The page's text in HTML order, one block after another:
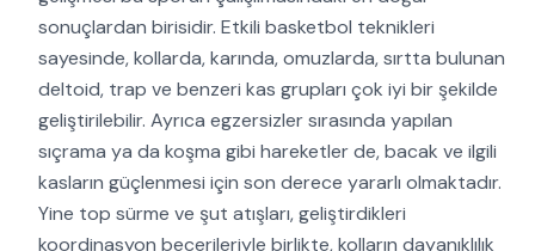
sonuçlardan birisidir. Etkili basketbol teknikleri
sayesinde, kollarda, karında, omuzlarda, sırtta bulunan
deltoid, trap ve benzeri kas grupları çok iyi bir şekilde
geliştirilebilir. Ayrıca egzersizler sırasında yapılan
sıçrama ya da koşma gibi hareketler de, bacak ve ilgili
kasların güçlenmesi için son derece yararlı olmaktadır.
Yine top sürme ve şut atışları, geliştirdikleri
koordinasyon becerileriyle birlikte, kolların dayanıklılık